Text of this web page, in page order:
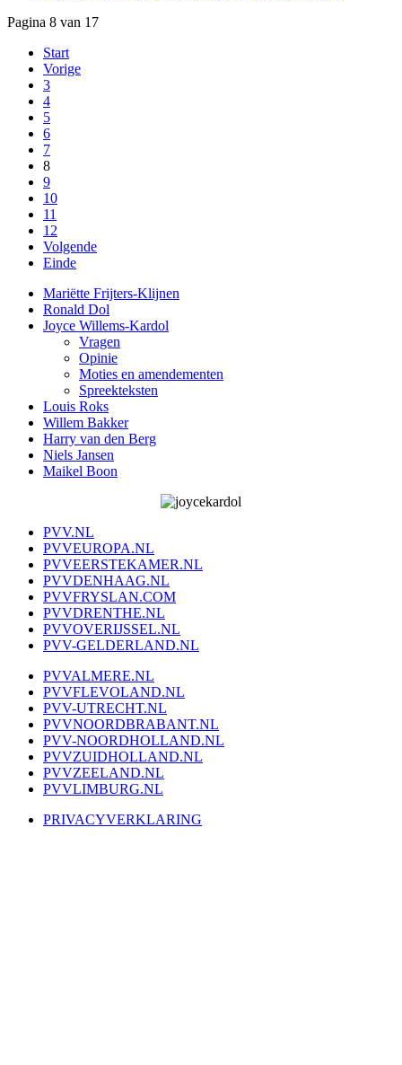
Pagina 8 van 17
Start
Vorige
3
4
5
6
7
8
9
10
11
12
Volgende
Einde
Mariëtte Frijters-Klijnen
Ronald Dol
Joyce Willems-Kardol
Vragen
Opinie
Moties en amendementen
Spreekteksten
Louis Roks
Willem Bakker
Harry van den Berg
Niels Jansen
Maikel Boon
PVV.NL
PVVEUROPA.NL
PVVEERSTEKAMER.NL
PVVDENHAAG.NL
PVVFRYSLAN.COM
PVVDRENTHE.NL
PVVOVERIJSSEL.NL
PVV-GELDERLAND.NL
PVVALMERE.NL
PVVFLEVOLAND.NL
PVV-UTRECHT.NL
PVVNOORDBRABANT.NL
PVV-NOORDHOLLAND.NL
PVVZUIDHOLLAND.NL
PVVZEELAND.NL
PVVLIMBURG.NL
PRIVACYVERKLARING